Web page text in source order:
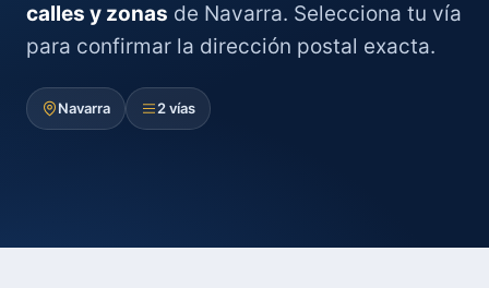
calles y zonas de Navarra. Selecciona tu vía
para confirmar la dirección postal exacta.
Navarra 2 vías